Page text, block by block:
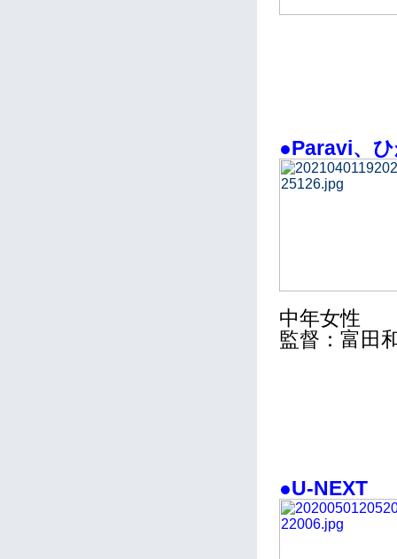
●Paravi、
中年女性
監督：富田
●U-NEXT